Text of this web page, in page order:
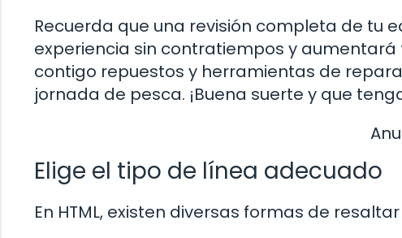
Recuerda que una revisión completa de tu
experiencia sin contratiempos y
contigo repuestos y herramientas de
jornada de pesca. ¡Buena suerte y que
Elige el tipo de línea adecuado
En HTML, existen diversas formas de